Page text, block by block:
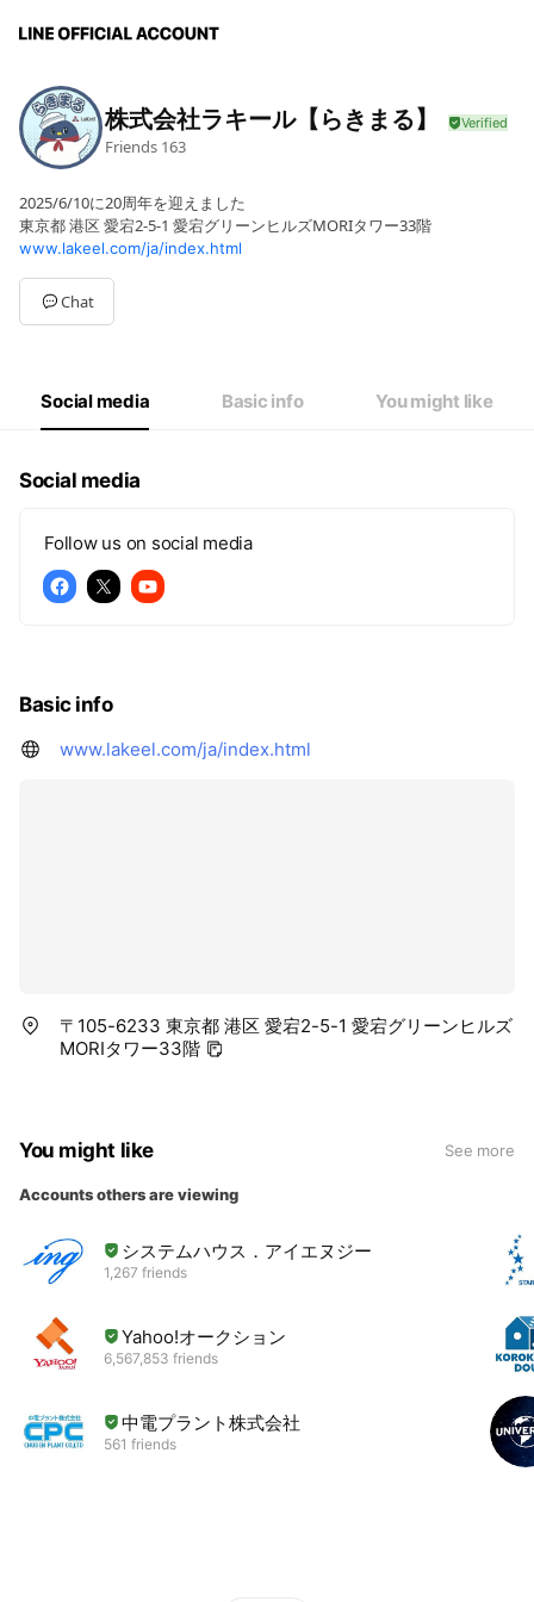
株式会社ラキール【らきまる】
Friends 163
2025/6/10に20周年を迎えました
東京都 港区 愛宕2-5-1 愛宕グリーンヒルズMORIタワー33階
www.lakeel.com/ja/index.html
Chat
Social media Basic info You might like
Social media
Follow us on social media
Basic info
www.lakeel.com/ja/index.html
〒105-6233 東京都 港区 愛宕2-5-1 愛宕グリーンヒルズ
MORIタワー33階
You might like See more
Accounts others are viewing
システムハウス．アイエヌジー
1,267 friends
Yahoo!オークション
6,567,853 friends
中電プラント株式会社
561 friends